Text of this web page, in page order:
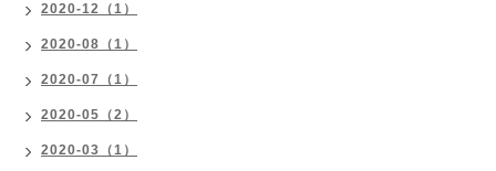
2020-12（1）
2020-08（1）
2020-07（1）
2020-05（2）
2020-03（1）